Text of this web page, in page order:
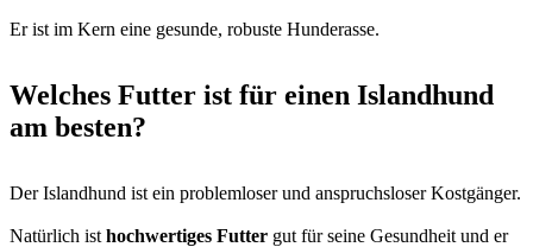
Er ist im Kern eine gesunde, robuste Hunderasse.
Welches Futter ist für einen Islandhund
am besten?
Der Islandhund ist ein problemloser und anspruchsloser Kostgänger.
Natürlich ist hochwertiges Futter gut für seine Gesundheit und er